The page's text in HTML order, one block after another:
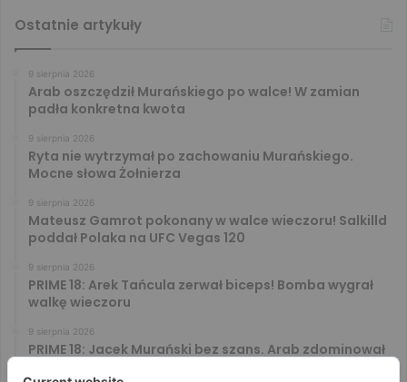
Ostatnie artykuły
9 sierpnia 2026
Arab oszczędził Murańskiego po walce! W zamian
padła konkretna kwota
9 sierpnia 2026
Ryta nie wytrzymał po zachowaniu Murańskiego.
Mocne słowa Żołnierza
9 sierpnia 2026
Mateusz Gamrot pokonany w walce wieczoru! Salkilld
poddał Polaka na UFC Vegas 120
9 sierpnia 2026
PRIME 18: Arek Tańcula zerwał biceps! Bomba wygrał
walkę wieczoru
9 sierpnia 2026
PRIME 18: Jacek Murański bez szans. Arab zdominował